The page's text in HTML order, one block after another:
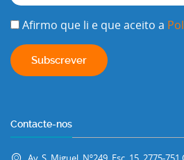
Afirmo que li e que aceito a
Contacte-nos